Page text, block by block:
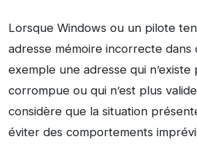
Lorsque Windows ou un pilote
adresse mémoire incorrecte
exemple une adresse qui n’existe
corrompue ou qui n’est plus
considère que la situation
éviter des comportements